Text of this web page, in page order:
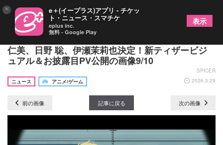
TVアニメ『幼稚園WARS』追加キャストに大和田
仁美、日野 聡、伊瀬茉莉也決定！新ティザービジ
ュアル＆お披露目PV公開の画像9/10
SPICER
ニュース
アニメ/ゲーム 2026.3.29
前の画像 記事に戻る 次の画像
× e＋(イープラス)アプリ - チケッ
ト・ニュース・スマチケ
eplus inc.
無料 - Google Play
表示